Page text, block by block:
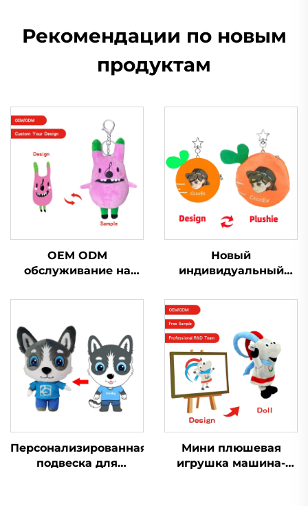
Рекомендации по новым
продуктам
OEM ODM
обслуживание на
плюшевый брелок
брелок плюшевая
игрушка для
продвижения
Новый
индивидуальный
индивидуальный
плюшевый кошелек
брелок для монет
кошелек плюшевый
Персонализированная
подвеска для
Мини плюшевая
игрушка машина-